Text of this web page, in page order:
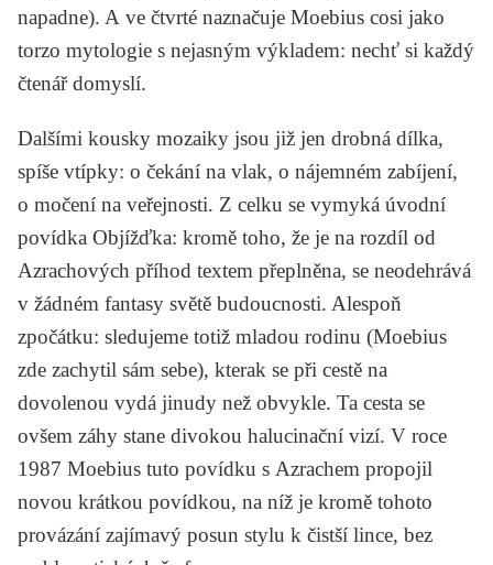
napadne). A ve čtvrté naznačuje Moebius cosi jako
torzo mytologie s nejasným výkladem: nechť si každý
čtenář domyslí.
Dalšími kousky mozaiky jsou již jen drobná dílka,
spíše vtípky: o čekání na vlak, o nájemném zabíjení,
o močení na veřejnosti. Z celku se vymyká úvodní
povídka Objížďka: kromě toho, že je na rozdíl od
Azrachových příhod textem přeplněna, se neodehrává
v žádném fantasy světě budoucnosti. Alespoň
zpočátku: sledujeme totiž mladou rodinu (Moebius
zde zachytil sám sebe), kterak se při cestě na
dovolenou vydá jinudy než obvykle. Ta cesta se
ovšem záhy stane divokou halucinační vizí. V roce
1987 Moebius tuto povídku s Azrachem propojil
novou krátkou povídkou, na níž je kromě tohoto
provázání zajímavý posun stylu k čistší lince, bez